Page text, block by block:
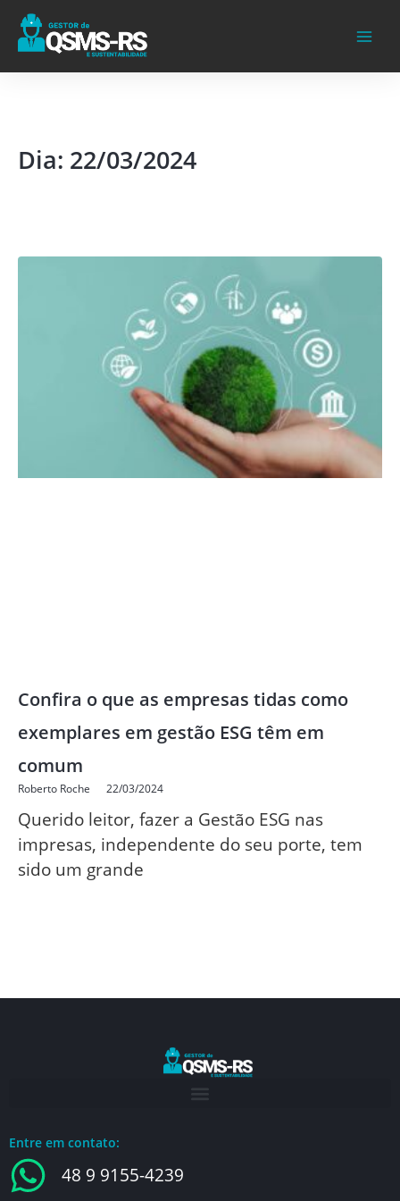
para
conteúdo
Dia: 22/03/2024
Confira o que as empresas tidas como
exemplares em gestão ESG têm em
comum
Roberto Roche 22/03/2024
Querido leitor, fazer a Gestão ESG nas
impresas, independente do seu porte, tem
sido um grande
Entre em contato:
48 9 9155-4239